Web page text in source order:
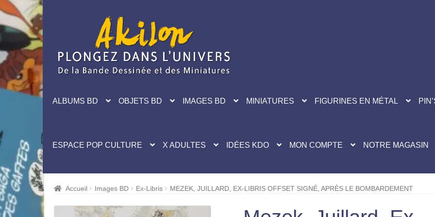
navigation
ALBUMS BD OBJETS BD IMAGES BD MINIATURES FIGURINES EN MÉTAL
ESPACE POP CULTURE X ADULTES IDÉES KDO MON COMPTE NOTRE MAGASIN
Accueil Images BD Ex-Libris MEZEK, JUILLARD, EX-LIBRIS OFFSET SIGNÉ, APRÈS LE BOMBARDEMENT